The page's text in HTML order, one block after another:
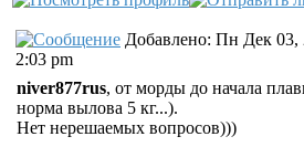
Добавлено: Пн Дек 03,
2:03 pm
niver877rus, от морды до начала
норма вылова 5 кг...).
Нет нерешаемых вопросов)))